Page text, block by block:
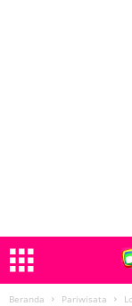
Beranda Pariwisata